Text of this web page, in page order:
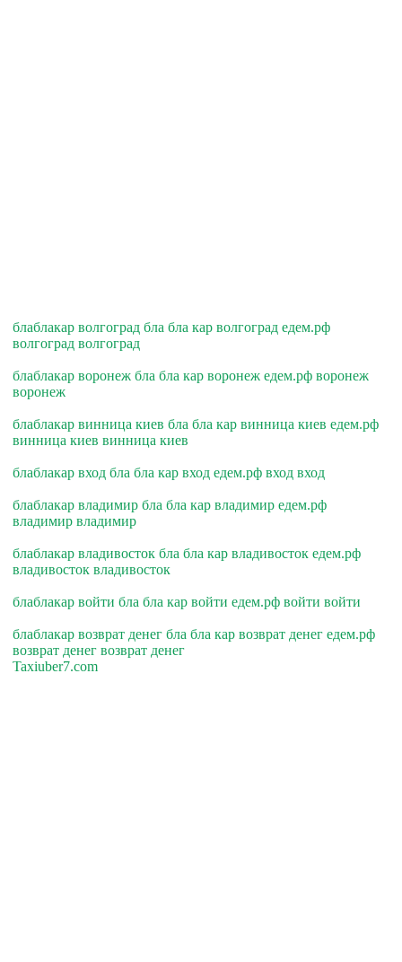
блаблакар волгоград бла бла кар волгоград едем.рф
волгоград волгоград
блаблакар воронеж бла бла кар воронеж едем.рф воронеж
воронеж
блаблакар винница киев бла бла кар винница киев едем.рф
винница киев винница киев
блаблакар вход бла бла кар вход едем.рф вход вход
блаблакар владимир бла бла кар владимир едем.рф
владимир владимир
блаблакар владивосток бла бла кар владивосток едем.рф
владивосток владивосток
блаблакар войти бла бла кар войти едем.рф войти войти
блаблакар возврат денег бла бла кар возврат денег едем.рф
возврат денег возврат денег
Taxiuber7.com